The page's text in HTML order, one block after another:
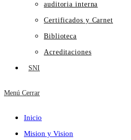
auditoria interna
Certificados y Carnet
Biblioteca
Acreditaciones
SNI
Menú Cerrar
Inicio
Mision y Vision